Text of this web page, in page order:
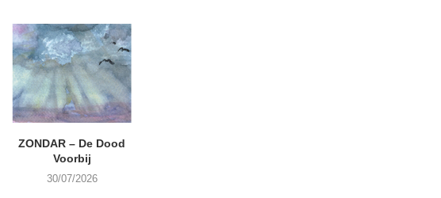
ZONDAR – De Dood
Voorbij
30/07/2026